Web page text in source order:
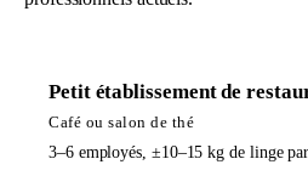
Petit établissement de
Café ou salon de thé
3–6 employés, ±10–15 kg de linge